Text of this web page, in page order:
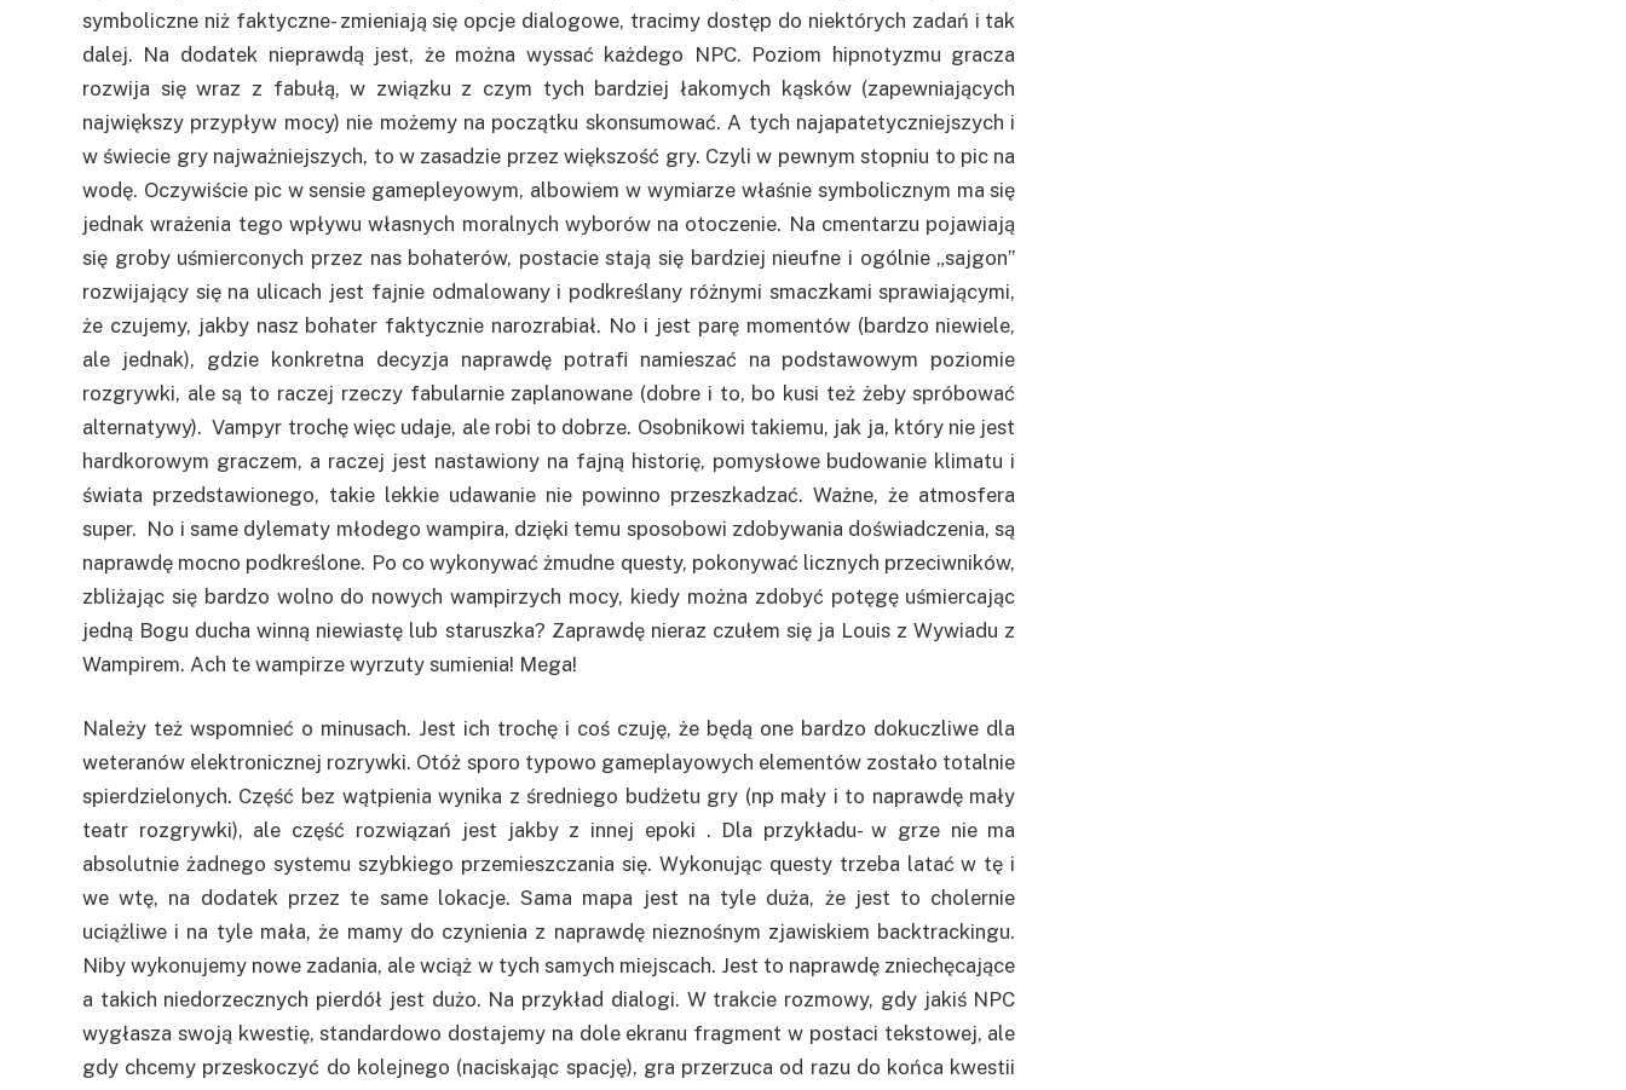
symboliczne niż faktyczne- zmieniają się opcje dialogowe, tracimy dostęp do niektórych zadań i tak
dalej. Na dodatek nieprawdą jest, że można wyssać każdego NPC. Poziom hipnotyzmu gracza
rozwija się wraz z fabułą, w związku z czym tych bardziej łakomych kąsków (zapewniających
największy przypływ mocy) nie możemy na początku skonsumować. A tych najapatetyczniejszych i
w świecie gry najważniejszych, to w zasadzie przez większość gry. Czyli w pewnym stopniu to pic na
wodę. Oczywiście pic w sensie gamepleyowym, albowiem w wymiarze właśnie symbolicznym ma się
jednak wrażenia tego wpływu własnych moralnych wyborów na otoczenie. Na cmentarzu pojawiają
się groby uśmierconych przez nas bohaterów, postacie stają się bardziej nieufne i ogólnie „sajgon”
rozwijający się na ulicach jest fajnie odmalowany i podkreślany różnymi smaczkami sprawiającymi,
że czujemy, jakby nasz bohater faktycznie narozrabiał. No i jest parę momentów (bardzo niewiele,
ale jednak), gdzie konkretna decyzja naprawdę potrafi namieszać na podstawowym poziomie
rozgrywki, ale są to raczej rzeczy fabularnie zaplanowane (dobre i to, bo kusi też żeby spróbować
alternatywy). Vampyr trochę więc udaje, ale robi to dobrze. Osobnikowi takiemu, jak ja, który nie jest
hardkorowym graczem, a raczej jest nastawiony na fajną historię, pomysłowe budowanie klimatu i
świata przedstawionego, takie lekkie udawanie nie powinno przeszkadzać. Ważne, że atmosfera
super. No i same dylematy młodego wampira, dzięki temu sposobowi zdobywania doświadczenia, są
naprawdę mocno podkreślone. Po co wykonywać żmudne questy, pokonywać licznych przeciwników,
zbliżając się bardzo wolno do nowych wampirzych mocy, kiedy można zdobyć potęgę uśmiercając
jedną Bogu ducha winną niewiastę lub staruszka? Zaprawdę nieraz czułem się ja Louis z Wywiadu z
Wampirem. Ach te wampirze wyrzuty sumienia! Mega!
Należy też wspomnieć o minusach. Jest ich trochę i coś czuję, że będą one bardzo dokuczliwe dla
weteranów elektronicznej rozrywki. Otóż sporo typowo gameplayowych elementów zostało totalnie
spierdzielonych. Część bez wątpienia wynika z średniego budżetu gry (np mały i to naprawdę mały
teatr rozgrywki), ale część rozwiązań jest jakby z innej epoki . Dla przykładu- w grze nie ma
absolutnie żadnego systemu szybkiego przemieszczania się. Wykonując questy trzeba latać w tę i
we wtę, na dodatek przez te same lokacje. Sama mapa jest na tyle duża, że jest to cholernie
uciążliwe i na tyle mała, że mamy do czynienia z naprawdę nieznośnym zjawiskiem backtrackingu.
Niby wykonujemy nowe zadania, ale wciąż w tych samych miejscach. Jest to naprawdę zniechęcające
a takich niedorzecznych pierdół jest dużo. Na przykład dialogi. W trakcie rozmowy, gdy jakiś NPC
wygłasza swoją kwestię, standardowo dostajemy na dole ekranu fragment w postaci tekstowej, ale
gdy chcemy przeskoczyć do kolejnego (naciskając spację), gra przerzuca od razu do końca kwestii